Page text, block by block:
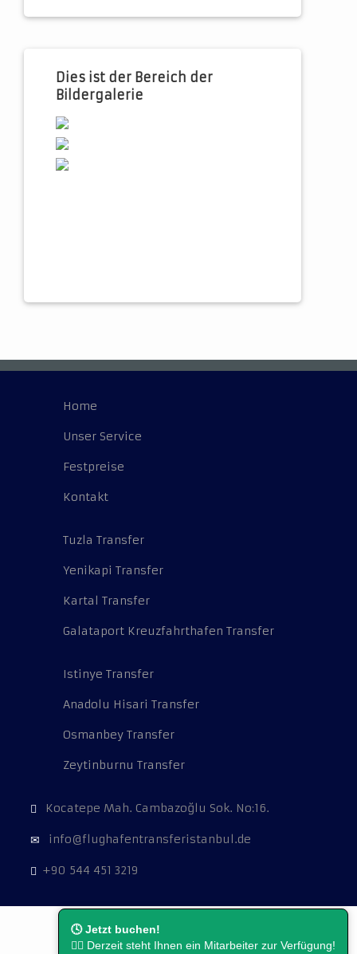
Dies ist der Bereich der
Bildergalerie
🕓 Jetzt buchen!
👨‍⚖️ Derzeit steht Ihnen ein Mitarbeiter zur Verfügung!
Home
Unser Service
Festpreise
Kontakt
Tuzla Transfer
Yenikapi Transfer
Kartal Transfer
Galataport Kreuzfahrthafen Transfer
Istinye Transfer
Anadolu Hisari Transfer
Osmanbey Transfer
Zeytinburnu Transfer
Kocatepe Mah. Cambazoğlu Sok. No:16.
info@flughafentransferistanbul.de
+90 544 451 3219